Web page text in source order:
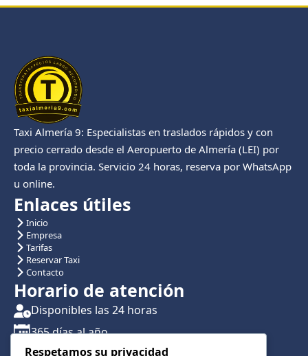
Taxi Almería 9: Especialistas en traslados rápidos y con
precio cerrado desde el Aeropuerto de Almería (LEI) por
toda la provincia. Servicio 24 horas, reserva por WhatsApp
u online.
Enlaces útiles
Inicio
Empresa
Tarifas
Reservar Taxi
Contacto
Horario de atención
Disponibles las 24 horas
365 días al año
Respetamos su privacidad